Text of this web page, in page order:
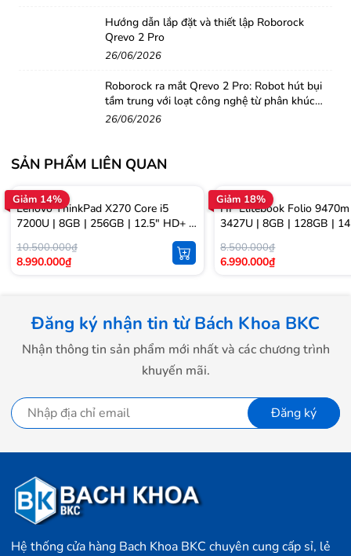
Hướng dẫn lắp đặt và thiết lập Roborock
Qrevo 2 Pro
26/06/2026
Roborock ra mắt Qrevo 2 Pro: Robot hút bụi
tầm trung với loạt công nghệ từ phân khúc
cao cấp
26/06/2026
SẢN PHẨM LIÊN QUAN
Giảm 14%
Lenovo ThinkPad X270 Core i5
7200U | 8GB | 256GB | 12.5" HD+ |
10.500.000₫
8.990.000₫
Giảm 18%
HP Elitebook Folio
3427U | 8GB | 128GB |
8.500.000₫
6.990.000₫
Đăng ký nhận tin từ Bách Khoa BKC
Nhận thông tin sản phẩm mới nhất và các chương trình
khuyến mãi.
Đăng ký
Hệ thống cửa hàng Bach Khoa BKC chuyên cung cấp sỉ, lẻ